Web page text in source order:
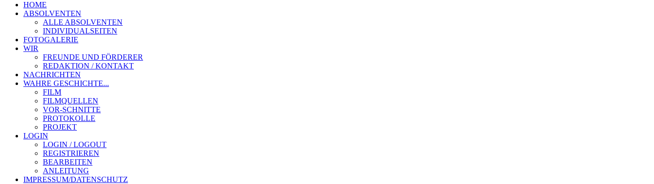
HOME
ABSOLVENTEN
ALLE ABSOLVENTEN
INDIVIDUALSEITEN
FOTOGALERIE
WIR
FREUNDE UND FÖRDERER
REDAKTION / KONTAKT
NACHRICHTEN
WAHRE GESCHICHTE...
FILM
FILMQUELLEN
VOR-SCHNITTE
PROTOKOLLE
PROJEKT
LOGIN
LOGIN / LOGOUT
REGISTRIEREN
BEARBEITEN
ANLEITUNG
IMPRESSUM/DATENSCHUTZ